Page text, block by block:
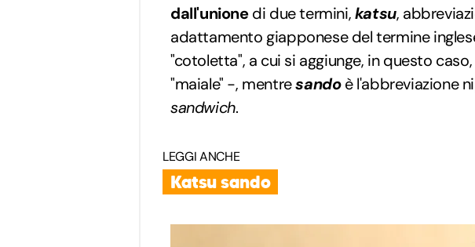
dall'unionedi due termini,katsu,
adattamento giapponese del termine
"cotoletta", a cui si aggiunge, in questo caso,
"maiale" -, mentresandoè l'abbreviazione
sandwich.
LEGGI ANCHE
Katsu sando